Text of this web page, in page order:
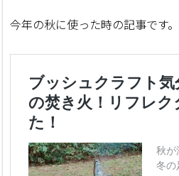
今年の秋に使った時の記事です。